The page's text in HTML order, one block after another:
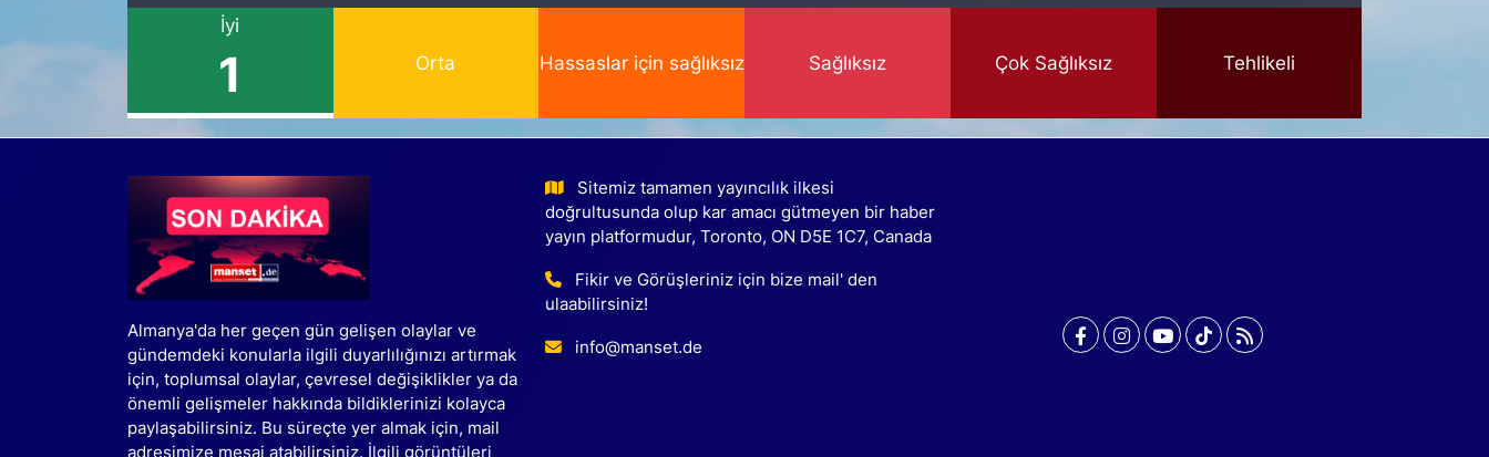
İyi
1 Orta Hassaslar için sağlıksız Sağlıksız Çok Sağlıksız Tehlikeli
Almanya'da her geçen gün gelişen olaylar ve
gündemdeki konularla ilgili duyarlılığınızı artırmak
için, toplumsal olaylar, çevresel değişiklikler ya da
önemli gelişmeler hakkında bildiklerinizi kolayca
paylaşabilirsiniz. Bu süreçte yer almak için, mail
adresimize mesaj atabilirsiniz. İlgili görüntüleri
Sitemiz tamamen yayıncılık ilkesi
doğrultusunda olup kar amacı gütmeyen bir haber
yayın platformudur, Toronto, ON D5E 1C7, Canada
Fikir ve Görüşleriniz için bize mail' den
ulaabilirsiniz!
info@manset.de